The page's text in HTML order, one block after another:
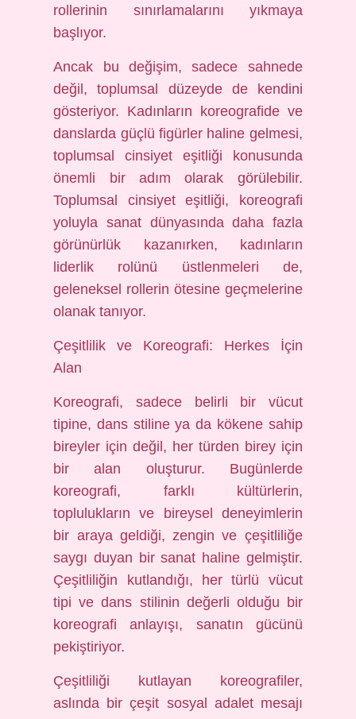
rollerinin sınırlamalarını yıkmaya
başlıyor.
Ancak bu değişim, sadece sahnede
değil, toplumsal düzeyde de kendini
gösteriyor. Kadınların koreografide ve
danslarda güçlü figürler haline gelmesi,
toplumsal cinsiyet eşitliği konusunda
önemli bir adım olarak görülebilir.
Toplumsal cinsiyet eşitliği, koreografi
yoluyla sanat dünyasında daha fazla
görünürlük kazanırken, kadınların
liderlik rolünü üstlenmeleri de,
geleneksel rollerin ötesine geçmelerine
olanak tanıyor.
Çeşitlilik ve Koreografi: Herkes İçin
Alan
Koreografi, sadece belirli bir vücut
tipine, dans stiline ya da kökene sahip
bireyler için değil, her türden birey için
bir alan oluşturur. Bugünlerde
koreografi, farklı kültürlerin,
toplulukların ve bireysel deneyimlerin
bir araya geldiği, zengin ve çeşitliliğe
saygı duyan bir sanat haline gelmiştir.
Çeşitliliğin kutlandığı, her türlü vücut
tipi ve dans stilinin değerli olduğu bir
koreografi anlayışı, sanatın gücünü
pekiştiriyor.
Çeşitliliği kutlayan koreografiler,
aslında bir çeşit sosyal adalet mesajı